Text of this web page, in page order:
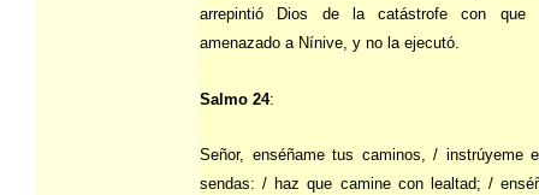
arrepintió Dios de la catástrofe con que
amenazado a Nínive, y no la ejecutó.
Salmo 24:
Señor, enséñame tus caminos, / instrúyeme
sendas: / haz que camine con lealtad; /